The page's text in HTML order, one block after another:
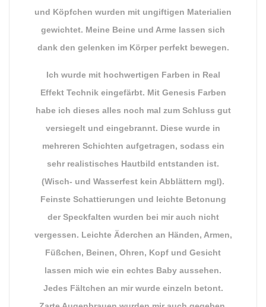
und Köpfchen wurden mit ungiftigen Materialien
gewichtet. Meine Beine und Arme lassen sich
dank den gelenken im Körper perfekt bewegen.
Ich wurde mit hochwertigen Farben in Real
Effekt Technik eingefärbt. Mit Genesis Farben
habe ich dieses alles noch mal zum Schluss gut
versiegelt und eingebrannt. Diese wurde in
mehreren Schichten aufgetragen, sodass ein
sehr realistisches Hautbild entstanden ist.
(Wisch- und Wasserfest kein Abblättern mgl).
Feinste Schattierungen und leichte Betonung
der Speckfalten wurden bei mir auch nicht
vergessen. Leichte Äderchen an Händen, Armen,
Füßchen, Beinen, Ohren, Kopf und Gesicht
lassen mich wie ein echtes Baby aussehen.
Jedes Fältchen an mir wurde einzeln betont.